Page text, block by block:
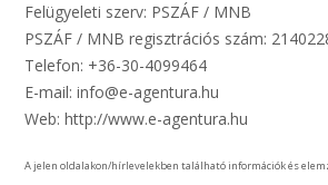
Felügyeleti szerv: PSZÁF / MNB
PSZÁF / MNB regisztrációs szám:
Telefon: +36-30-4099464
E-mail: info@e-agentura.hu
Web: http://www.e-agentura.hu
A jelen oldalakon/hírlevelekben található információk és